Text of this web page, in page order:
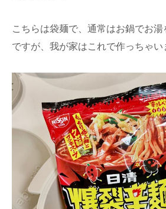
こちらは袋麺で、通常はお鍋でお
ですが、我が家はこれで作っちゃい